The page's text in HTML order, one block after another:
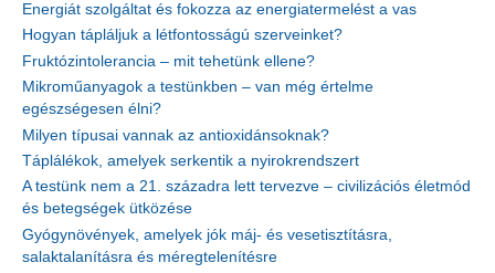
Energiát szolgáltat és fokozza az energiatermelést a vas
Hogyan tápláljuk a létfontosságú szerveinket?
Fruktózintolerancia – mit tehetünk ellene?
Mikroműanyagok a testünkben – van még értelme
egészségesen élni?
Milyen típusai vannak az antioxidánsoknak?
Táplálékok, amelyek serkentik a nyirokrendszert
A testünk nem a 21. századra lett tervezve – civilizációs életmód
és betegségek ütközése
Gyógynövények, amelyek jók máj- és vesetisztításra,
salaktalanításra és méregtelenítésre